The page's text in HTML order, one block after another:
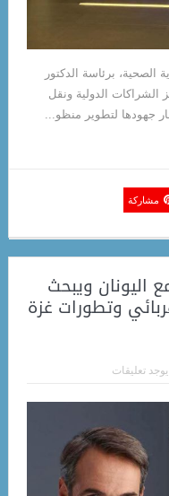
الصحية، برئاسة الدكتور
الشراكات الدولية ونقل
جهودها لتطوير منظو...
مشاركة
ويبحث
وتطورات غزة
يوجد تعليقات